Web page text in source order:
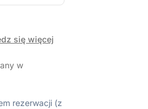
się więcej
w
rezerwacji (z